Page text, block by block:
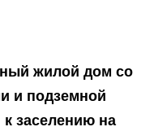
жилой дом со
и подземной
к заселению на